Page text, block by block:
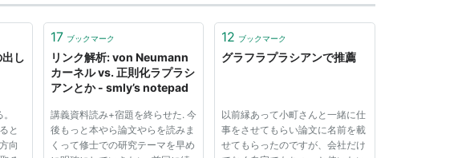
し
と
向
17 ブックマーク
リンク解析: von Neumann
カーネル vs. 正則化ラプラシ
アンとか - smly’s notepad
講義資料読み+宿題を終らせた. 今
後もっと本やら論文やらを読みま
くって修士での研究テーマを早め
12 ブックマーク
グラフラプラシアンで推薦
以前縁あって小町さんと一緒に仕
事をさせてもらい論文に名前を載
せてもらったのですが、会社だけ